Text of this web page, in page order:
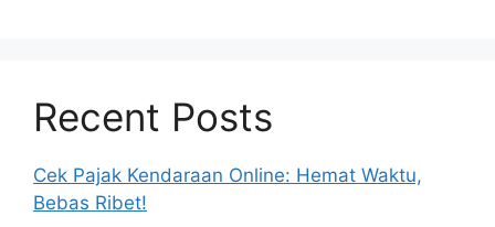
Recent Posts
Cek Pajak Kendaraan Online: Hemat Waktu,
Bebas Ribet!